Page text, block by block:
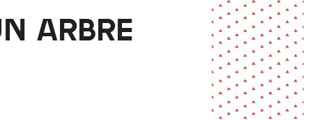
La pierre
La terre
ARBRE